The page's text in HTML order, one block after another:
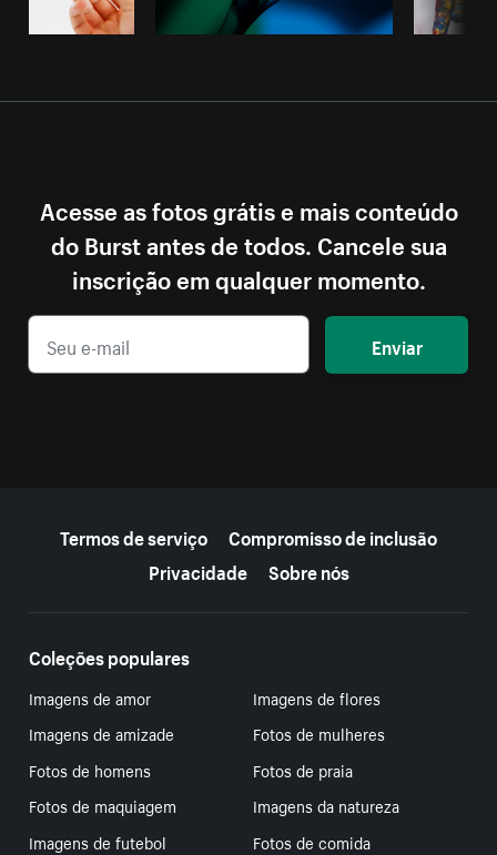
Acesse as fotos grátis e mais conteúdo
do Burst antes de todos. Cancele sua
inscrição em qualquer momento.
Enviar
Termos de serviço
Compromisso de inclusão
Privacidade
Sobre nós
Coleções populares
Imagens de amor
Imagens de flores
Imagens de amizade
Fotos de mulheres
Fotos de homens
Fotos de praia
Fotos de maquiagem
Imagens da natureza
Imagens de futebol
Fotos de comida